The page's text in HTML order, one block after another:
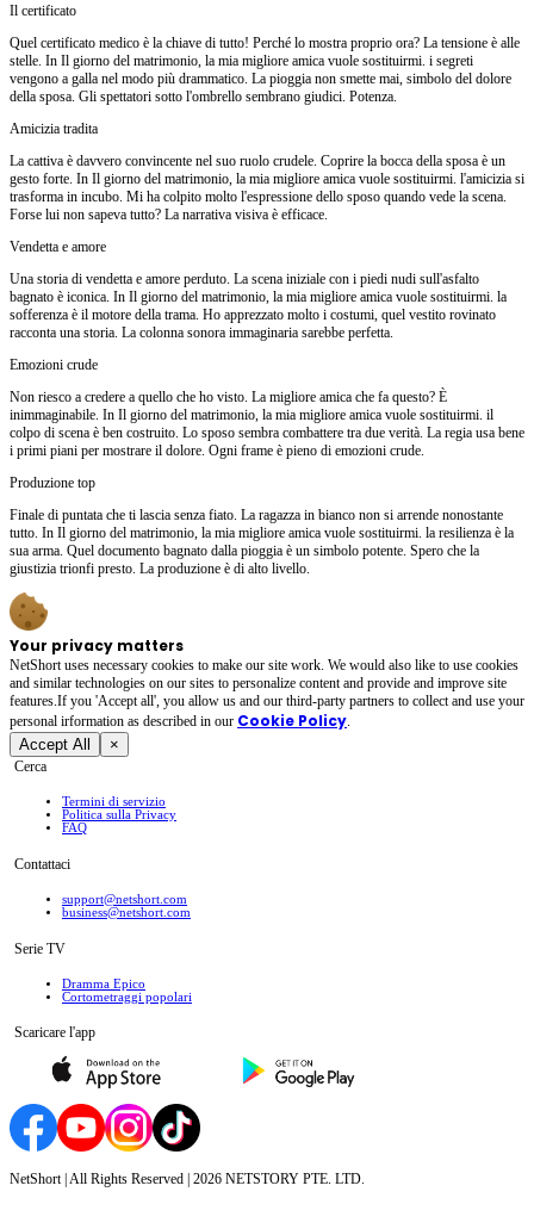
Il certificato
Quel certificato medico è la chiave di tutto! Perché lo mostra proprio ora? La tensione è alle
stelle. In Il giorno del matrimonio, la mia migliore amica vuole sostituirmi. i segreti
vengono a galla nel modo più drammatico. La pioggia non smette mai, simbolo del dolore
della sposa. Gli spettatori sotto l'ombrello sembrano giudici. Potenza.
Amicizia tradita
La cattiva è davvero convincente nel suo ruolo crudele. Coprire la bocca della sposa è un
gesto forte. In Il giorno del matrimonio, la mia migliore amica vuole sostituirmi. l'amicizia si
trasforma in incubo. Mi ha colpito molto l'espressione dello sposo quando vede la scena.
Forse lui non sapeva tutto? La narrativa visiva è efficace.
Vendetta e amore
Una storia di vendetta e amore perduto. La scena iniziale con i piedi nudi sull'asfalto
bagnato è iconica. In Il giorno del matrimonio, la mia migliore amica vuole sostituirmi. la
sofferenza è il motore della trama. Ho apprezzato molto i costumi, quel vestito rovinato
racconta una storia. La colonna sonora immaginaria sarebbe perfetta.
Emozioni crude
Non riesco a credere a quello che ho visto. La migliore amica che fa questo? È
inimmaginabile. In Il giorno del matrimonio, la mia migliore amica vuole sostituirmi. il
colpo di scena è ben costruito. Lo sposo sembra combattere tra due verità. La regia usa bene
i primi piani per mostrare il dolore. Ogni frame è pieno di emozioni crude.
Produzione top
Finale di puntata che ti lascia senza fiato. La ragazza in bianco non si arrende nonostante
tutto. In Il giorno del matrimonio, la mia migliore amica vuole sostituirmi. la resilienza è la
sua arma. Quel documento bagnato dalla pioggia è un simbolo potente. Spero che la
giustizia trionfi presto. La produzione è di alto livello.
Your privacy matters
NetShort uses necessary cookies to make our site work. We would also like to use cookies
and similar technologies on our sites to personalize content and provide and improve site
features.If you 'Accept all', you allow us and our third-party partners to collect and use your
personal irformation as described in our Cookie Policy.
Accept All ×
Cerca
Termini di servizio
Politica sulla Privacy
FAQ
Contattaci
support@netshort.com
business@netshort.com
Serie TV
Dramma Epico
‌Cortometraggi popolari
Scaricare l'app
NetShort | All Rights Reserved | 2026 NETSTORY PTE. LTD.